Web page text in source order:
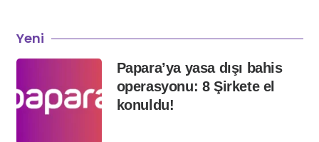
Yeni
Papara’ya yasa dışı bahis
operasyonu: 8 Şirkete el
konuldu!